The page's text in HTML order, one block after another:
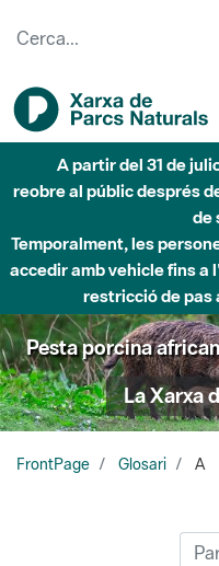
A partir del 31 de
reobre al públic després
de
Temporalment, les
accedir amb vehicle fins
restricció de pas
Pesta porcina
La Xarxa
FrontPage Glosari A